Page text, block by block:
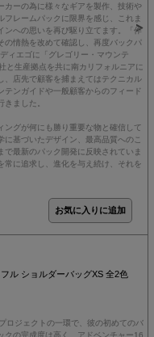
カーの為に様々なギアを製作、技術や
レームパックに限界を感じ、これま
ンへの思いを再び駆り立てます。「作
の情熱を改めて確認し、再度バックパ
ィエゴに「グレゴリー・マウンテ
と生産拠点を共に南カリフォルニアに
、店先で顧客を捕まえてはテクニカル
テンガイドや一般顧客からのフィード
ました。
ングが何にも勝り重要な物と確信して
基づいたデザイン、最高品質へのこ
最新のパック開発に反映されていま
に追求し、進化を与え続け、それを
ル ショルダーバッグXS 全2色
ロジェクトの一環で、彼の初めてのバ
クの完成度は高く、アドベンチャー16